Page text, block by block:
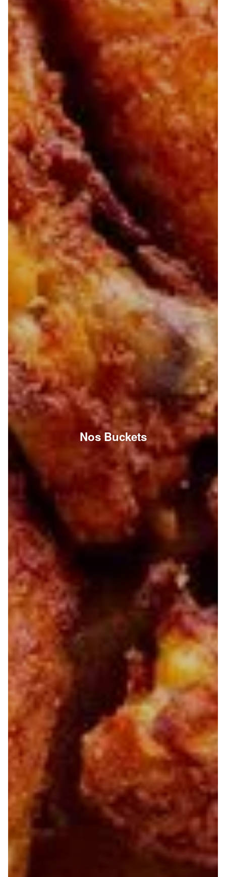
Nos Buckets